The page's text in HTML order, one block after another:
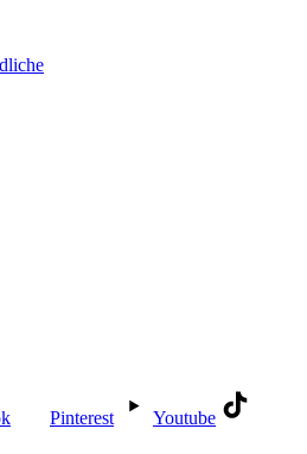
Pinterest Youtube